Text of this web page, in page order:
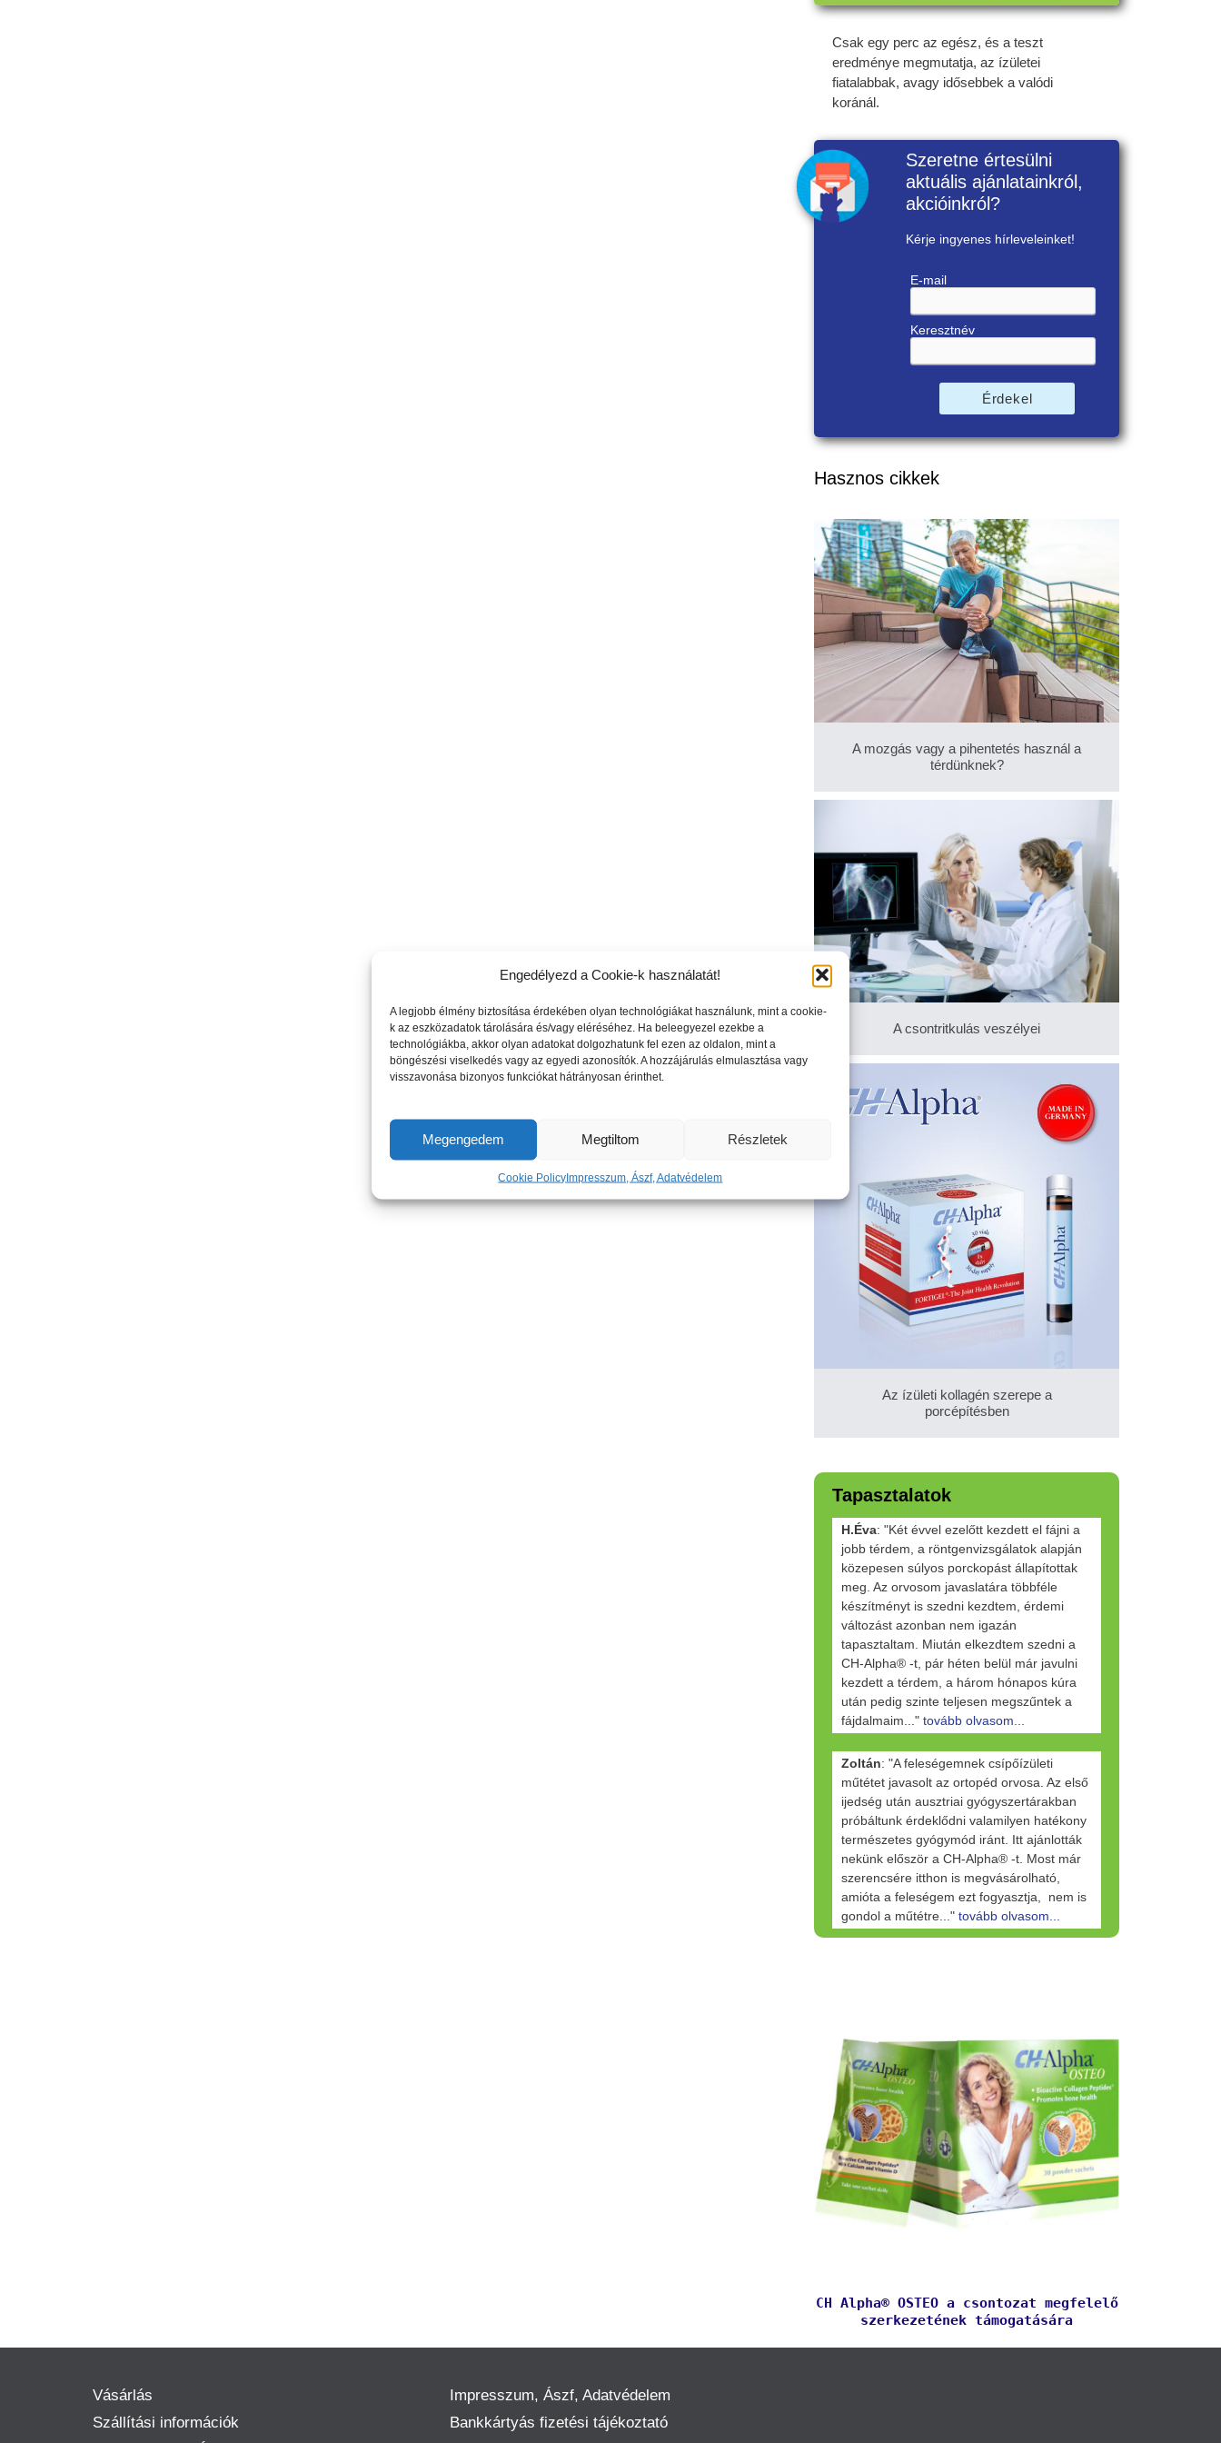
Engedélyezd a Cookie-k használatát!
A legjobb élmény biztosítása érdekében olyan technológiákat használunk, mint a cookie-
k az eszközadatok tárolására és/vagy eléréséhez. Ha beleegyezel ezekbe a
technológiákba, akkor olyan adatokat dolgozhatunk fel ezen az oldalon, mint a
böngészési viselkedés vagy az egyedi azonosítók. A hozzájárulás elmulasztása vagy
visszavonása bizonyos funkciókat hátrányosan érinthet.
Megengedem Megtiltom Részletek
Cookie PolicyImpresszum, Ászf, Adatvédelem
Csak egy perc az egész, és a teszt
eredménye megmutatja, az ízületei
fiatalabbak, avagy idősebbek a valódi
koránál.
Szeretne értesülni
aktuális ajánlatainkról,
akcióinkról?
Kérje ingyenes hírleveleinket!
E-mail
Keresztnév
Érdekel
Hasznos cikkek
A mozgás vagy a pihentetés használ a
térdünknek?
A csontritkulás veszélyei
Az ízületi kollagén szerepe a
porcépítésben
Tapasztalatok
H.Éva: "Két évvel ezelőtt kezdett el fájni a
jobb térdem, a röntgenvizsgálatok alapján
közepesen súlyos porckopást állapítottak
meg. Az orvosom javaslatára többféle
készítményt is szedni kezdtem, érdemi
változást azonban nem igazán
tapasztaltam. Miután elkezdtem szedni a
CH-Alpha® -t, pár héten belül már javulni
kezdett a térdem, a három hónapos kúra
után pedig szinte teljesen megszűntek a
fájdalmaim..." tovább olvasom...
Zoltán: "A feleségemnek csípőízületi
műtétet javasolt az ortopéd orvosa. Az első
ijedség után ausztriai gyógyszertárakban
próbáltunk érdeklődni valamilyen hatékony
természetes gyógymód iránt. Itt ajánlották
nekünk először a CH-Alpha® -t. Most már
szerencsére itthon is megvásárolható,
amióta a feleségem ezt fogyasztja, nem is
gondol a műtétre..." tovább olvasom...
CH Alpha® OSTEO a csontozat megfelelő
szerkezetének támogatására
Vásárlás
Szállítási információk
Impresszum, Ászf, Adatvédelem
Bankkártyás fizetési tájékoztató